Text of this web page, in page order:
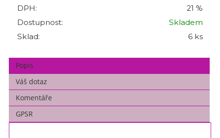
DPH:
21 %
Dostupnost:
Skladem
Sklad:
6 ks
Popis
Váš dotaz
Komentáře
GPSR